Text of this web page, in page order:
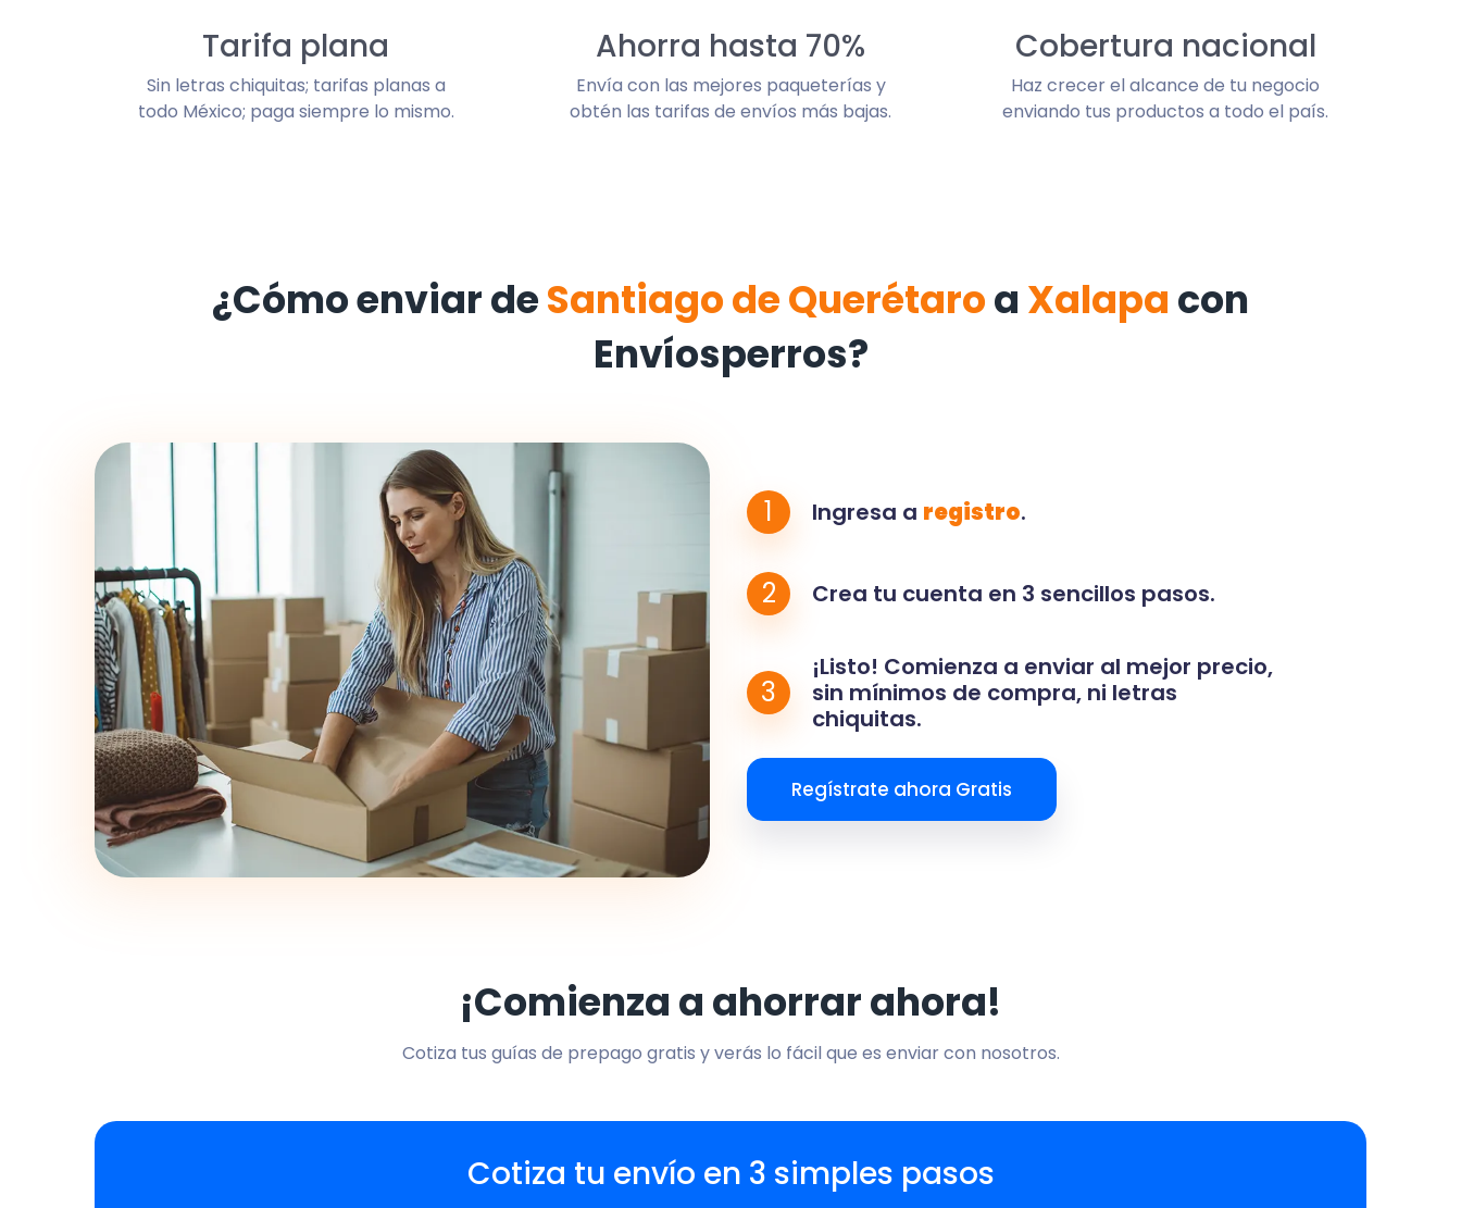
Tarifa plana
Sin letras chiquitas; tarifas planas a
todo México; paga siempre lo mismo.
Ahorra hasta 70%
Envía con las mejores paqueterías y
obtén las tarifas de envíos más bajas.
Cobertura nacional
Haz crecer el alcance de tu negocio
enviando tus productos a todo el país.
¿Cómo enviar deSantiago de Querétaroa Xalapa con
Envíosperros?
1 Ingresa a registro.
2 Crea tu cuenta en 3 sencillos pasos.
3
¡Listo! Comienza a enviar al mejor precio,
sin mínimos de compra, ni letras
chiquitas.
Regístrate ahora Gratis
¡Comienza a ahorrar ahora!
Cotiza tus guías de prepago gratis y verás lo fácil que es enviar con nosotros.
Cotiza tu envío en 3 simples pasos